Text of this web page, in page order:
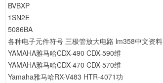
BVBXP
1SN2E
5086BA
各种电子元件符号 三极管放大电路 lm358中文资料
YAMAHA雅马哈CDX-490 CDX-590维
YAMAHA雅马哈CDX-470 CDX-570维
Yamaha雅马哈RX-V483 HTR-4071功